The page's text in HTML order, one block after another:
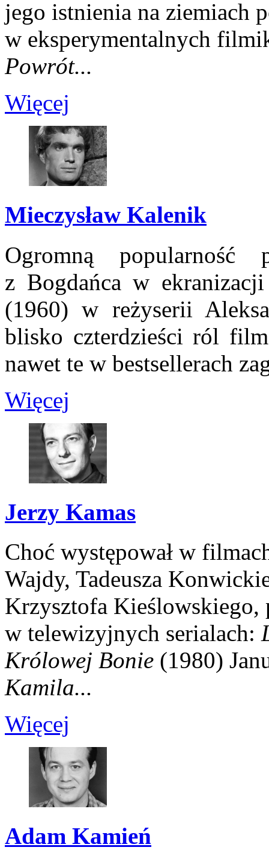
jego istnienia na ziemiach
w eksperymentalnych
Powrót...
Więcej
Mieczysław Kalenik
Ogromną
z Bogdańca w
(1960) w reżyserii
blisko czterdzieści ról
nawet te w bestsellerach
Więcej
Jerzy Kamas
Choć występował w
Wajdy, Tadeusza
Krzysztofa Kieślowskiego,
w telewizyjnych serialach:
Królowej Bonie (1980)
Kamila...
Więcej
Adam Kamień